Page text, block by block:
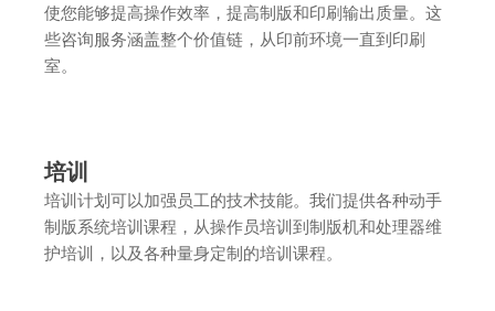
使您能够提高操作效率，提高制版和印刷输出质量。这
些咨询服务涵盖整个价值链，从印前环境一直到印刷
室。
培训
培训计划可以加强员工的技术技能。我们提供各种动手
制版系统培训课程，从操作员培训到制版机和处理器维
护培训，以及各种量身定制的培训课程。